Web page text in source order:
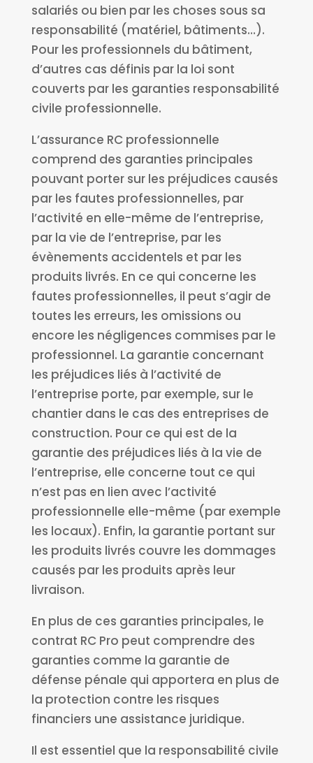
salariés ou bien par les choses sous sa
responsabilité (matériel, bâtiments…).
Pour les professionnels du bâtiment,
d’autres cas définis par la loi sont
couverts par les garanties responsabilité
civile professionnelle.
L’assurance RC professionnelle
comprend des garanties principales
pouvant porter sur les préjudices causés
par les fautes professionnelles, par
l’activité en elle-même de l’entreprise,
par la vie de l’entreprise, par les
évènements accidentels et par les
produits livrés. En ce qui concerne les
fautes professionnelles, il peut s’agir de
toutes les erreurs, les omissions ou
encore les négligences commises par le
professionnel. La garantie concernant
les préjudices liés à l’activité de
l’entreprise porte, par exemple, sur le
chantier dans le cas des entreprises de
construction. Pour ce qui est de la
garantie des préjudices liés à la vie de
l’entreprise, elle concerne tout ce qui
n’est pas en lien avec l’activité
professionnelle elle-même (par exemple
les locaux). Enfin, la garantie portant sur
les produits livrés couvre les dommages
causés par les produits après leur
livraison.
En plus de ces garanties principales, le
contrat RC Pro peut comprendre des
garanties comme la garantie de
défense pénale qui apportera en plus de
la protection contre les risques
financiers une assistance juridique.
Il est essentiel que la responsabilité civile